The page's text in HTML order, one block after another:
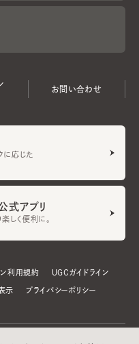
お問い合わせ
に応じた
式アプリ
しく便利に。
ン利用規約 UGCガイドライン
示 プライバシーポリシー